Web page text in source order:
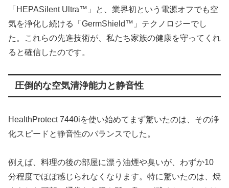
「HEPASilent Ultra™」と、業界初という電源オフでも空
気を浄化し続ける「GermShield™」テクノロジーでし
た。これらの先進技術が、私たち家族の健康を守ってくれ
ると確信したのです。
圧倒的な空気清浄能力と静音性
HealthProtect 7440iを使い始めてまず驚いたのは、その浄
化スピードと静音性のバランスでした。
例えば、料理の後の部屋に漂う油煙や臭いが、わずか10
分程度でほぼ感じられなくなります。特に驚いたのは、焼